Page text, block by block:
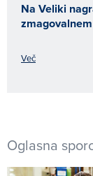
Na Veliki
Več
Oglasna